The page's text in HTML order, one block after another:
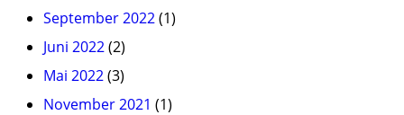
September 2022(1)
Juni 2022(2)
Mai 2022(3)
November 2021 (1)